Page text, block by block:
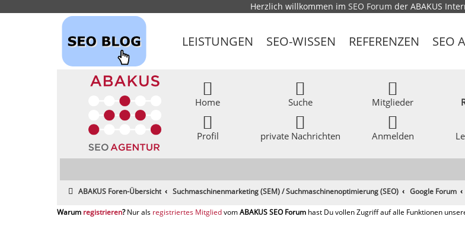
Herzlich willkommen im SEO Forum der ABAKUS
LEISTUNGEN SEO-WISSEN REFERENZEN SEO
Home
Profil
Suche
private Nachrichten
Mitglieder
Anmelden
ABAKUS Foren-Übersicht Suchmaschinenmarketing (SEM) / Suchmaschinenoptimierung (SEO) Google Forum
registrieren registriertes Mitglied